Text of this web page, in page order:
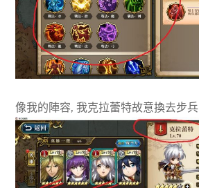
像我的陣容, 我克拉蕾特故意換去步兵